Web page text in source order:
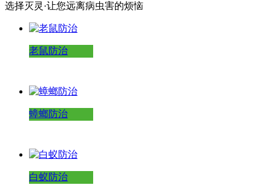
选择灭灵·让您远离病虫害的烦恼
老鼠防治
蟑螂防治
白蚁防治